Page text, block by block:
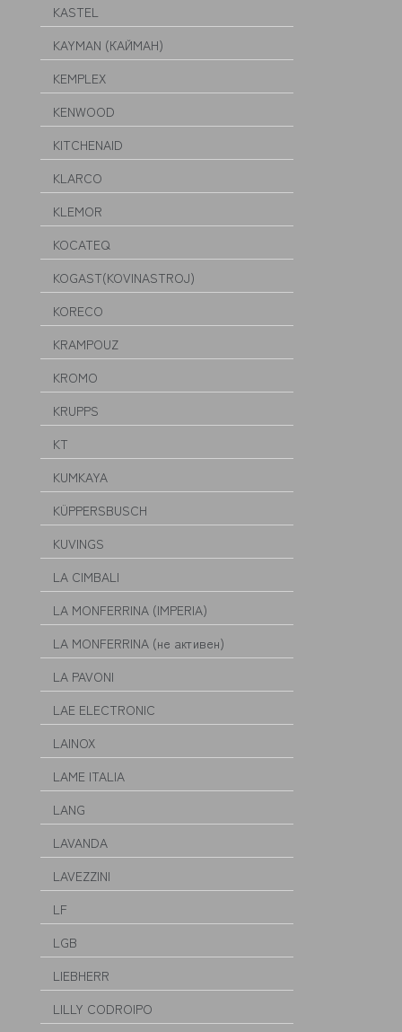
KASTEL
KAYMAN (КАЙМАН)
KEMPLEX
KENWOOD
KITCHENAID
KLARCO
KLEMOR
KOCATEQ
KOGAST(KOVINASTROJ)
KORECO
KRAMPOUZ
KROMO
KRUPPS
KT
KUMKAYA
KÜPPERSBUSCH
KUVINGS
LA CIMBALI
LA MONFERRINA (IMPERIA)
LA MONFERRINA (не активен)
LA PAVONI
LAE ELECTRONIC
LAINOX
LAME ITALIA
LANG
LAVANDA
LAVEZZINI
LF
LGB
LIEBHERR
LILLY CODROIPO